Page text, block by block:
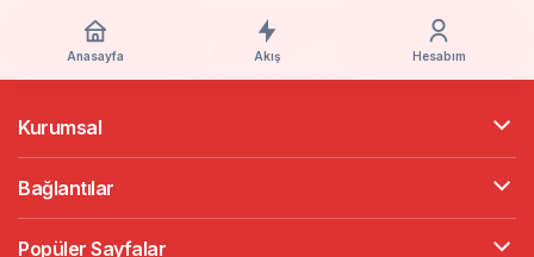
Anasayfa Akış Hesabım
Kurumsal
Bağlantılar
Popüler Sayfalar